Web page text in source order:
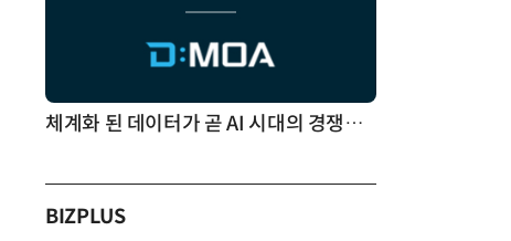
체계화 된 데이터가 곧 AI 시대의 경쟁력이다
BIZPLUS